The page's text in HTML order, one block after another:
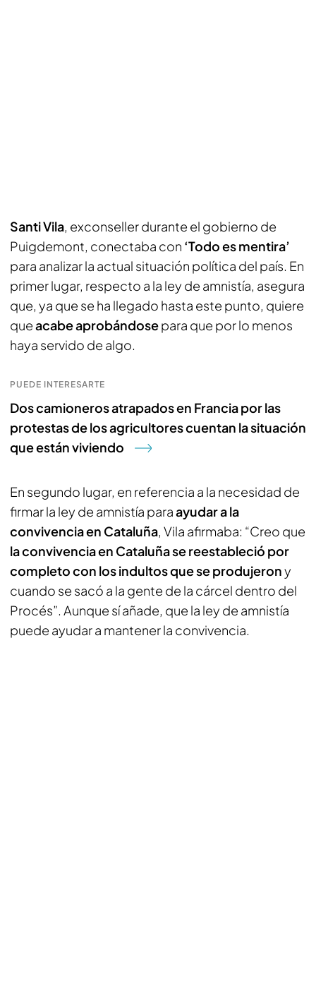
Santi Vila, exconseller durante el gobierno de
Puigdemont, conectaba con ‘Todo es mentira’
para analizar la actual situación política del país. En
primer lugar, respecto a la ley de amnistía, asegura
que, ya que se ha llegado hasta este punto, quiere
queacabe aprobándosepara que por lo menos
haya servido de algo.
PUEDE INTERESARTE
Dos camioneros atrapados en Francia por las
protestas de los agricultores cuentan la situación
que están viviendo
En segundo lugar, en referencia a la necesidad de
firmar la ley de amnistía paraayudar a la
convivencia en Cataluña, Vila afirmaba: “Creo que
la convivencia en Cataluña se reestableció por
completo con los indultos que se produjerony
cuando se sacó a la gente de la cárcel dentro del
Procés”. Aunque sí añade, que la ley de amnistía
puede ayudar a mantener la convivencia.